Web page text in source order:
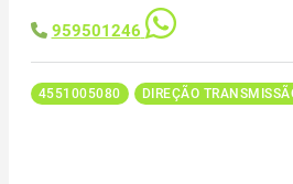
959501246
4551005080 DIREÇÃO